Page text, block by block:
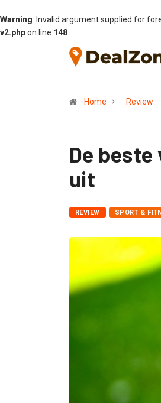
Warning: Invalid argument supplied for
v2.phpon line 148
Home Review
De
uit
REVIEW SPORT &